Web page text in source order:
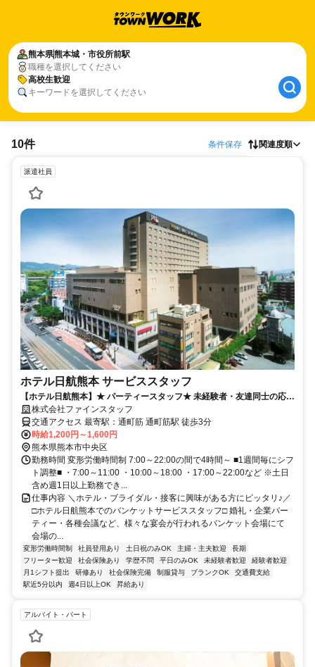
熊本県熊本城・市役所前駅
職種を選択してください
高校生歓迎
キーワードを選択してください
10件 条件保存 関連度順
派遣社員
ホテル日航熊本 サービススタッフ
【ホテル日航熊本】★ パーティースタッフ★ 未経験者・友達同士の応募
大歓迎！！
株式会社ファインスタッフ
交通アクセス 最寄駅：通町筋 通町筋駅 徒歩3分
時給1,200円～1,600円
熊本県熊本市中央区
勤務時間 変形労働時間制 7:00～22:00の間で4時間～ ■1週間毎にシフ
ト調整■ ・7:00～11:00 ・10:00～18:00 ・17:00～22:00など ※土日
含め週1日以上勤務でき...
仕事内容 ＼ホテル・ブライダル・接客に興味がある方にピッタリ♪／
□ホテル日航熊本でのバンケットサービススタッフ□ 婚礼・企業パー
ティー・各種会議など、様々な宴会が行われるバンケット会場にて
会場の...
変形労働時間制 社員登用あり 土日祝のみOK 主婦・主夫歓迎
長期
フリーター歓迎
社会保険あり 学歴不問 平日のみOK 未経験者歓迎
経験者歓迎
月1シフト提出
研修あり 社会保険完備 制服貸与 ブランクOK
交通費支給
駅近5分以内
週4日以上OK 昇給あり
アルバイト・パート